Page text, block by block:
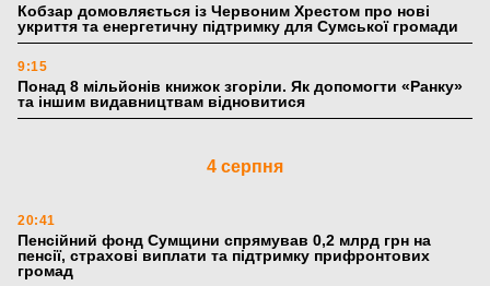
Кобзар домовляється із Червоним Хрестом про нові
укриття та енергетичну підтримку для Сумської громади
9:15
Понад 8 мільйонів книжок згоріли. Як допомогти «Ранку»
та іншим видавництвам відновитися
4 серпня
20:41
Пенсійний фонд Сумщини спрямував 0,2 млрд грн на
пенсії, страхові виплати та підтримку прифронтових
громад